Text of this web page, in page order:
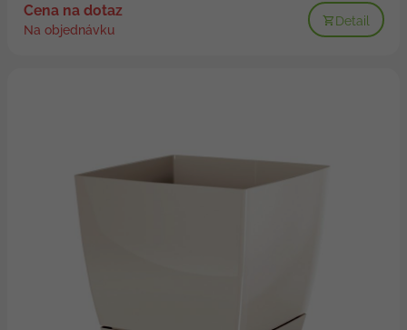
Cena na dotaz
Na objednávku
Detail